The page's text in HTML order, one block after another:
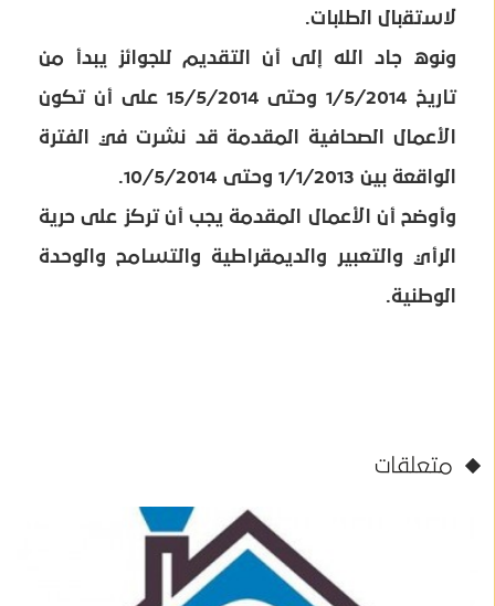
ﻻﺳﺗﻘﺑﺎل اﻟطﻠﺑﺎت.
ونوه جاد الله إلى أن التقديم للجوائز يبدأ من
تاريخ 1/5/2014 وحتى 15/5/2014 على أن تكون
الأعمال الصحافية المقدمة قد نشرت في الفترة
الواقعة بين 1/1/2013 وحتى 10/5/2014.
وأوضح أن الأعمال المقدمة يجب أن تركز على حرية
الرأي والتعبير والديمقراطية والتسامح والوحدة
الوطنية.
متعلقات